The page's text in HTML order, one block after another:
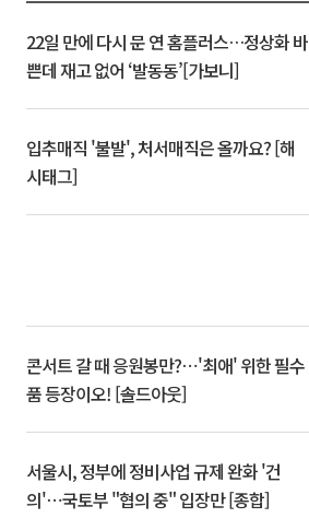
22일 만에 다시 문 연 홈플러스…정상화 바
쁜데 재고 없어 ‘발동동’[가보니]
입추매직 '불발', 처서매직은 올까요? [해
시태그]
콘서트 갈 때 응원봉만?⋯'최애' 위한 필수
품 등장이오! [솔드아웃]
서울시, 정부에 정비사업 규제 완화 '건
의'⋯국토부 "협의 중" 입장만 [종합]